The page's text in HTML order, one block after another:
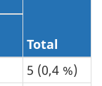
Total
5 (0,4 %)